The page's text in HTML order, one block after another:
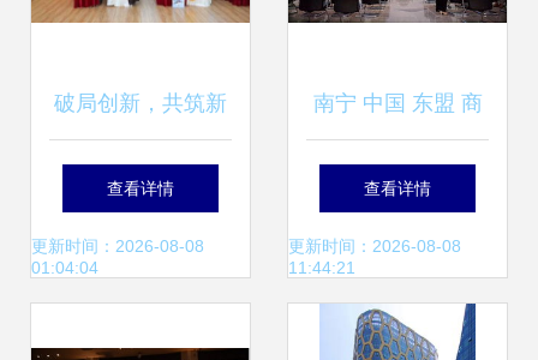
破局创新，共筑新
生态——西藏商品
交易中心藏久汇直
查看详情
更新时间：2026-08-08
01:04:04
南宁 中国 东盟 商
品交易所西北交易
中心挂牌
查看详情
更新时间：2026-08-08
11:44:21